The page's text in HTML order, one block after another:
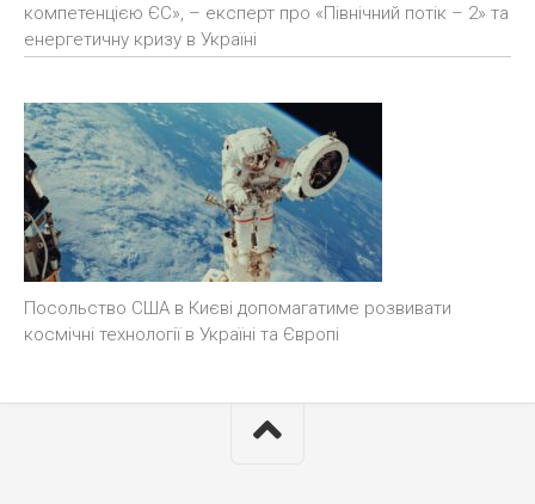
компетенцією ЄС», – експерт про «Північний потік – 2» та
енергетичну кризу в Україні
Посольство США в Києві допомагатиме розвивати
космічні технології в Україні та Європі